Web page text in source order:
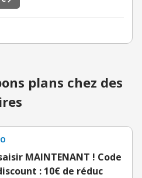
plans chez des
MAINTENANT ! Code
: 10€ de réduc